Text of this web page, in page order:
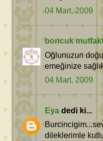
04 Mart, 2009
boncuk
Oğlunuzun
emeğinize
04 Mart, 2009
Eya dedi ki...
dileklerimle